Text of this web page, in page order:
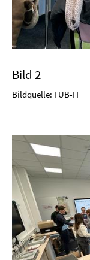
Bild 2
Bildquelle: FUB-IT